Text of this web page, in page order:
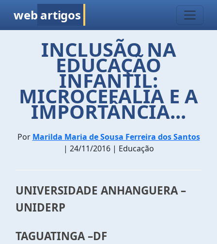
web artigos
INCLUSÃO NA
EDUCAÇÃO
INFANTIL:
MICROCEFALIA E A
IMPORTÂNCIA...
Por Marilda Maria de Sousa Ferreira dos Santos
| 24/11/2016 | Educação
UNIVERSIDADE ANHANGUERA –
UNIDERP
TAGUATINGA –DF